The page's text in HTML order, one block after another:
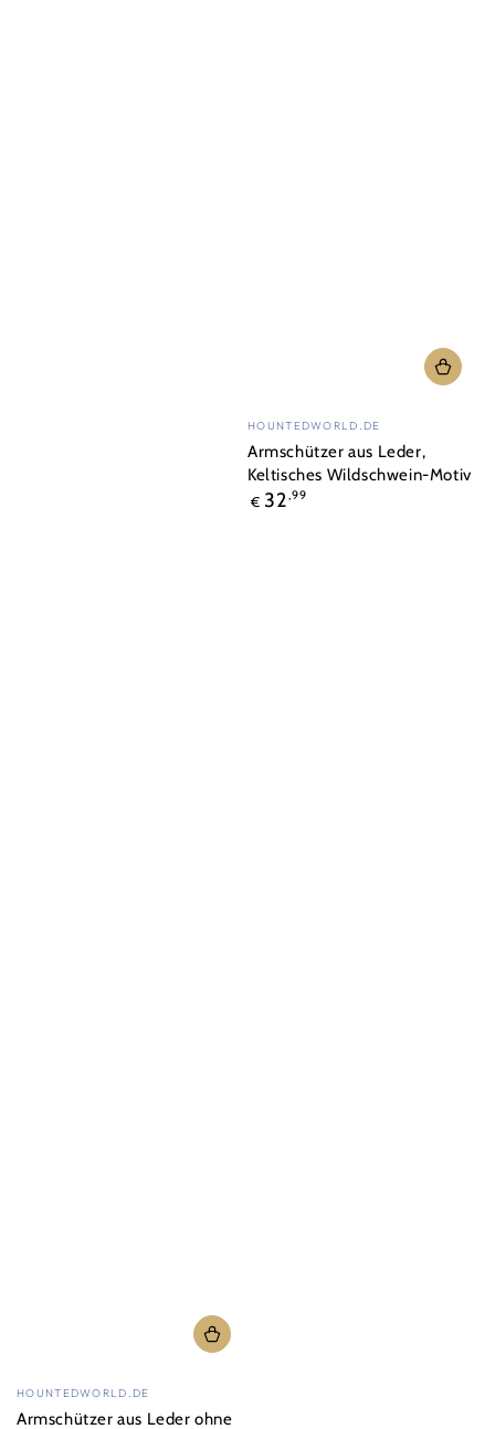
Verkäufer/in:
HOUNTEDWORLD.DE
Armschützer aus Leder ohne
Verkäufer/in:
HOUNTEDWORLD.DE
Armschützer aus Leder,
Keltisches Wildschwein-Motiv
Regulärer
€ 32,99